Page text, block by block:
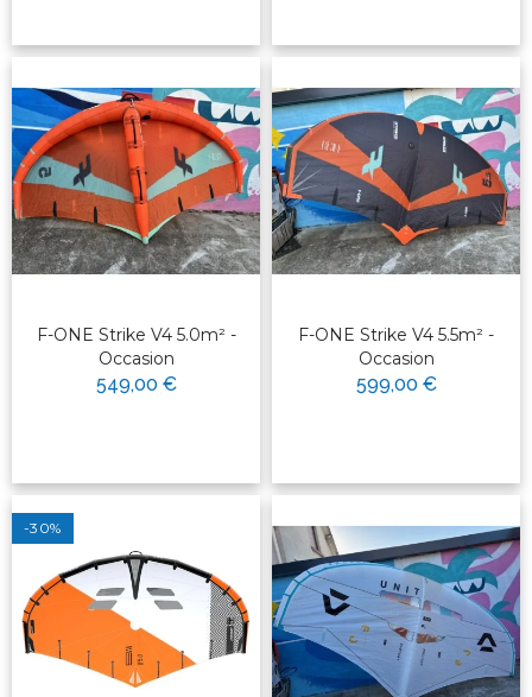
F-ONE Strike V4 5.0m² -
Occasion
549,00 €
F-ONE Strike V4 5.5m² -
Occasion
599,00 €
-30%